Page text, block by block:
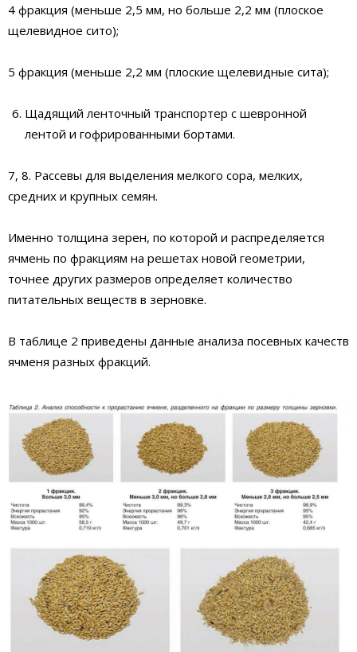
4 фракция (меньше 2,5 мм, но больше 2,2 мм (плоское
щелевидное сито);
5 фракция (меньше 2,2 мм (плоские щелевидные сита);
Щадящий ленточный транспортер с шевронной
лентой и гофрированными бортами.
7, 8. Рассевы для выделения мелкого сора, мелких,
средних и крупных семян.
Именно толщина зерен, по которой и распределяется
ячмень по фракциям на решетах новой геометрии,
точнее других размеров определяет количество
питательных веществ в зерновке.
В таблице 2 приведены данные анализа посевных качеств
ячменя разных фракций.